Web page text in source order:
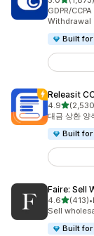
총 리뷰 1873
GDPR/
Withdrawal
Built
Releasit
4.9별 5개 중
총 리뷰
대금 상환 양
Built
Faire: Sell
4.6별 5개 중
(413)
총 리뷰 413개
•
Sell
Built